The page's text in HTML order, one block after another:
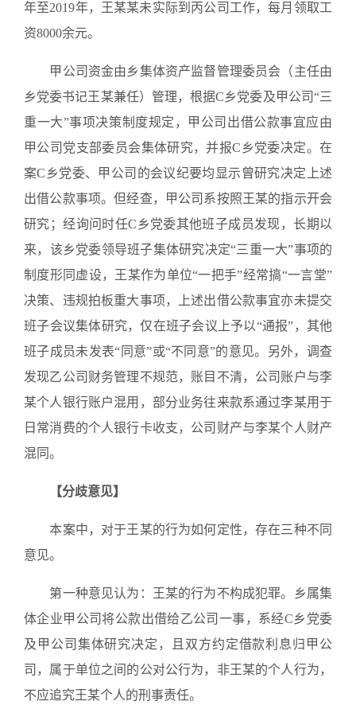
年至2019年，王某某未实际到丙公司工作，每月领取工
资8000余元。
甲公司资金由乡集体资产监督管理委员会（主任由
乡党委书记王某兼任）管理，根据C乡党委及甲公司“三
重一大”事项决策制度规定，甲公司出借公款事宜应由
甲公司党支部委员会集体研究，并报C乡党委决定。在
案C乡党委、甲公司的会议纪要均显示曾研究决定上述
出借公款事项。但经查，甲公司系按照王某的指示开会
研究；经询问时任C乡党委其他班子成员发现，长期以
来，该乡党委领导班子集体研究决定“三重一大”事项的
制度形同虚设，王某作为单位“一把手”经常搞“一言堂”
决策、违规拍板重大事项，上述出借公款事宜亦未提交
班子会议集体研究，仅在班子会议上予以“通报”，其他
班子成员未发表“同意”或“不同意”的意见。另外，调查
发现乙公司财务管理不规范，账目不清，公司账户与李
某个人银行账户混用，部分业务往来款系通过李某用于
日常消费的个人银行卡收支，公司财产与李某个人财产
混同。
【分歧意见】
本案中，对于王某的行为如何定性，存在三种不同
意见。
第一种意见认为：王某的行为不构成犯罪。乡属集
体企业甲公司将公款出借给乙公司一事，系经C乡党委
及甲公司集体研究决定，且双方约定借款利息归甲公
司，属于单位之间的公对公行为，非王某的个人行为，
不应追究王某个人的刑事责任。